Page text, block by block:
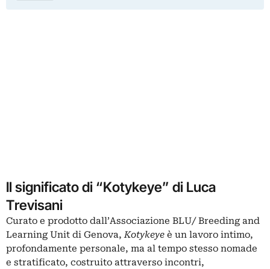
Il significato di “Kotykeye” di Luca
Trevisani
Curato e prodotto dall’Associazione BLU/ Breeding and
Learning Unit di Genova,Kotykeye è un lavoro intimo,
profondamente personale, ma al tempo stesso nomade
e stratificato, costruito attraverso incontri,